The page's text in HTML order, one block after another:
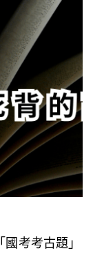
考考古題」